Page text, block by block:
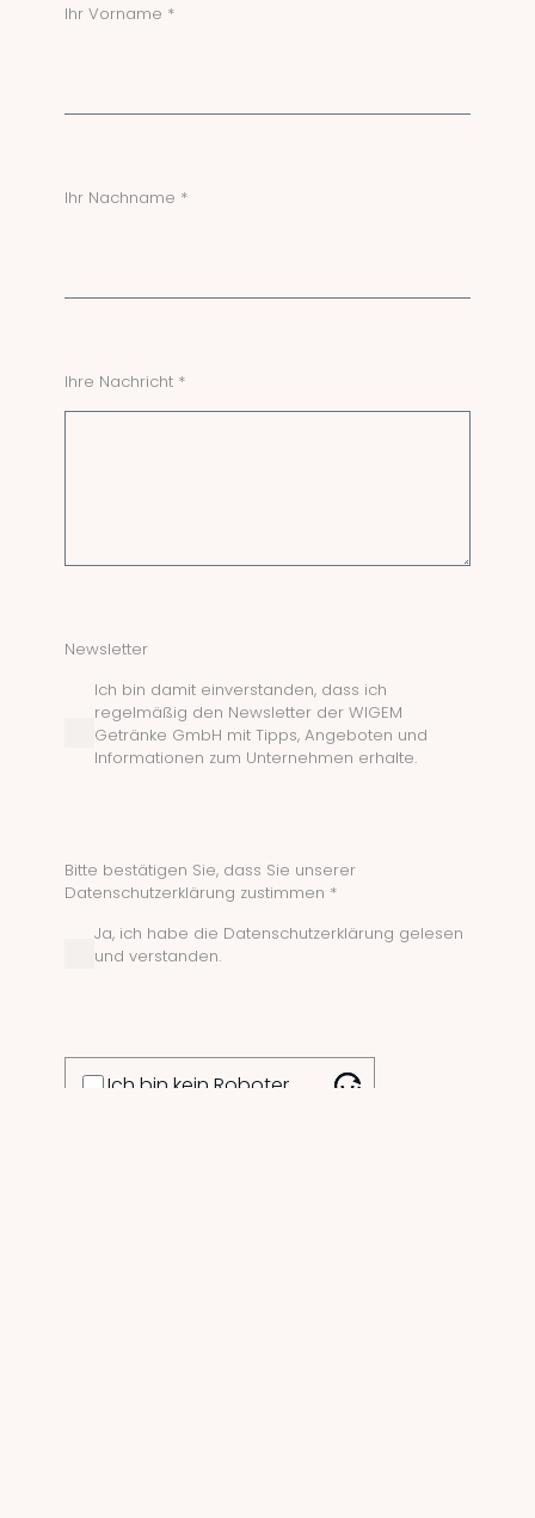
Ihr Vorname *
Ihr Nachname *
Ihre Nachricht *
Newsletter
Ich bin damit einverstanden, dass ich
regelmäßig den Newsletter der WIGEM
Getränke GmbH mit Tipps, Angeboten und
Informationen zum Unternehmen erhalte.
Bitte bestätigen Sie, dass Sie unserer
Datenschutzerklärung zustimmen *
Ja, ich habe die Datenschutzerklärung gelesen
und verstanden.
Ich bin kein Roboter